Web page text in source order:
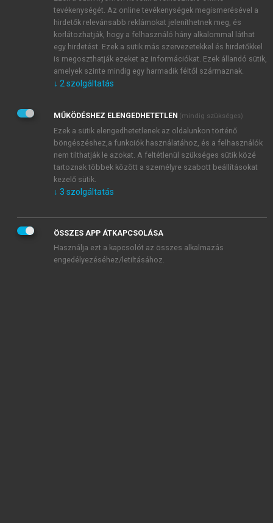
JELSZÓ ÚJRA
Kérek értesítést a MeRSZ újdonságairól, akcióiról.
Kérek értesítést az Akadémiai Kiadó Zrt. újdonságairól,
Adatkezelési tájékoztatóbanfoglaltakat tudomásul
veszem és elfogadom.
Általános vásárlási feltételeket, valamint a szotar.netés a
mersz.huoldalak licencszerződéseiben foglaltakat
tudomásul veszem és elfogadom.
KIPRÓBÁLOM
tevékenységét. Az online tevékenységek megismerésével a
hirdetők relevánsabb reklámokat jeleníthetnek meg, és
korlátozhatják, hogy a felhasználó hány alkalommal láthat
egy hirdetést. Ezek a sütik más szervezetekkel és hirdetőkkel
is megoszthatják ezeket az információkat. Ezek állandó sütik,
amelyek szinte mindig egy harmadik féltől származnak.
↓ 2 szolgáltatás
MŰKÖDÉSHEZ ELENGEDHETETLEN (mindig szükséges)
Ezek a sütik elengedhetetlenek az oldalunkon történő
böngészéshez,a funkciók használatához, és a felhasználók
nem tilthatják le azokat. A feltétlenül szükséges sütik közé
tartoznak többek között a személyre szabott beállításokat
kezelő sütik.
↓ 3 szolgáltatás
ÖSSZES APP ÁTKAPCSOLÁSA
Használja ezt a kapcsolót az összes alkalmazás
engedélyezéséhez/letiltásához.